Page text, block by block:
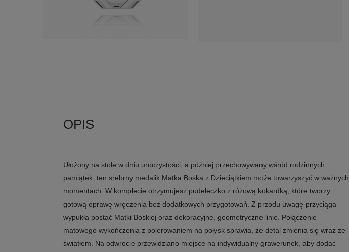
Ułożony na stole w dniu uroczystości, a później przechowywany wśród rodzinnych
pamiątek, ten srebrny medalik Matka Boska z Dzieciątkiem może towarzyszyć w ważnych
momentach. W komplecie otrzymujesz pudełeczko z różową kokardką, które tworzy
gotową oprawę wręczenia bez dodatkowych przygotowań. Z przodu uwagę przyciąga
wypukła postać Matki Boskiej oraz dekoracyjne, geometryczne linie. Połączenie
matowego wykończenia z polerowaniem na połysk sprawia, że detal zmienia się wraz ze
światłem. Na odwrocie przewidziano miejsce na indywidualny grawerunek, aby dodać